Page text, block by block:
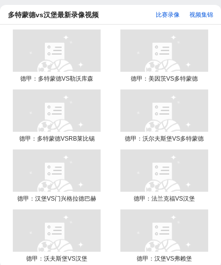
多特蒙德vs汉堡最新录像视频 视频集锦
比赛录像
德甲：多特蒙德VS勒沃库森 德甲：美因茨VS多特蒙德
德甲：多特蒙德VSRB莱比锡 德甲：沃尔夫斯堡VS多特蒙德
德甲：汉堡VS门兴格拉德巴赫 德甲：法兰克福VS汉堡
德甲：沃夫斯堡VS汉堡 德甲：汉堡VS弗赖堡